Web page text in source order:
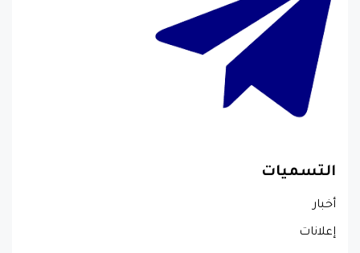
التسميات
أخبار
إعلانات